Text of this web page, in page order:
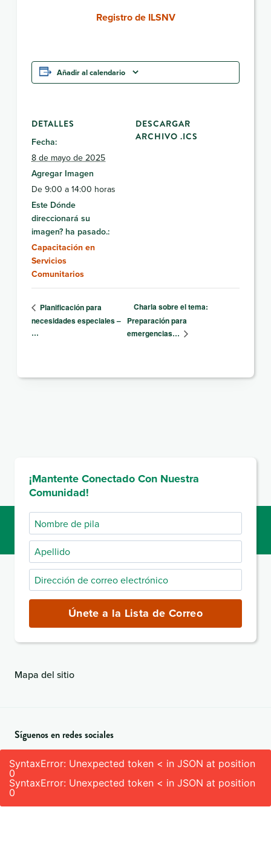
Registro de ILSNV
Añadir al calendario
DETALLES
Fecha:
8 de mayo de 2025
Agregar Imagen
De 9:00 a 14:00 horas
Este Dónde
direccionará su
imagen? ha pasado.:
Capacitación en
Servicios
Comunitarios
DESCARGAR
ARCHIVO .ICS
Planificación para
necesidades especiales –
…
Charla sobre el tema:
Preparación para
emergencias…
¡Mantente Conectado Con Nuestra
Comunidad!
Nombre
de
pila
Apellido
Dirección
de
electrónico
(obligatorio)
Únete a la Lista de Correo
Mapa del sitio
Síguenos en redes sociales
SyntaxError: Unexpected token < in JSON at position
0
SyntaxError: Unexpected token < in JSON at position
0